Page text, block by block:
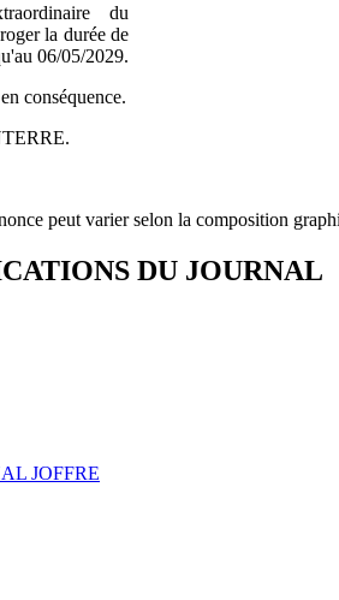
du
la durée de
06/05/2029.
conséquence.
peut varier selon la composition
DU JOURNAL
JOFFRE